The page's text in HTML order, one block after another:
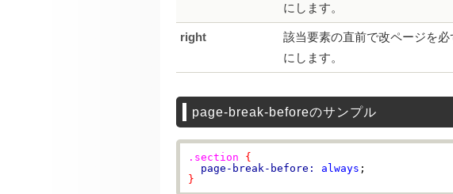
にします。
right
該当要素の直前で改ページを
にします。
page-break-beforeのサンプル
.section
{
page-break-before:
always
}